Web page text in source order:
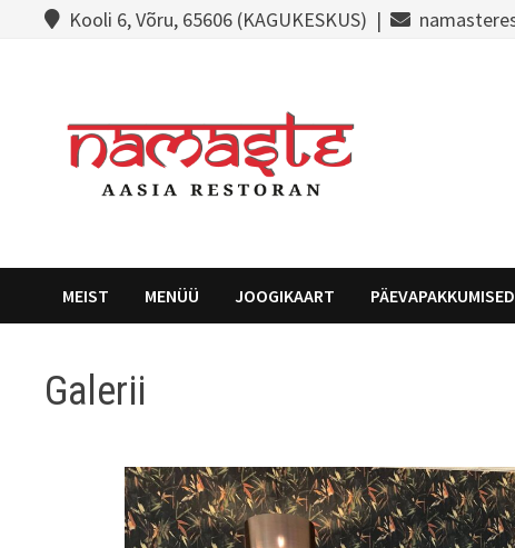
Kooli 6, Võru, 65606 (KAGUKESKUS) |
MEIST MENÜÜ JOOGIKAART PÄEVAPAKKUMISED
Galerii